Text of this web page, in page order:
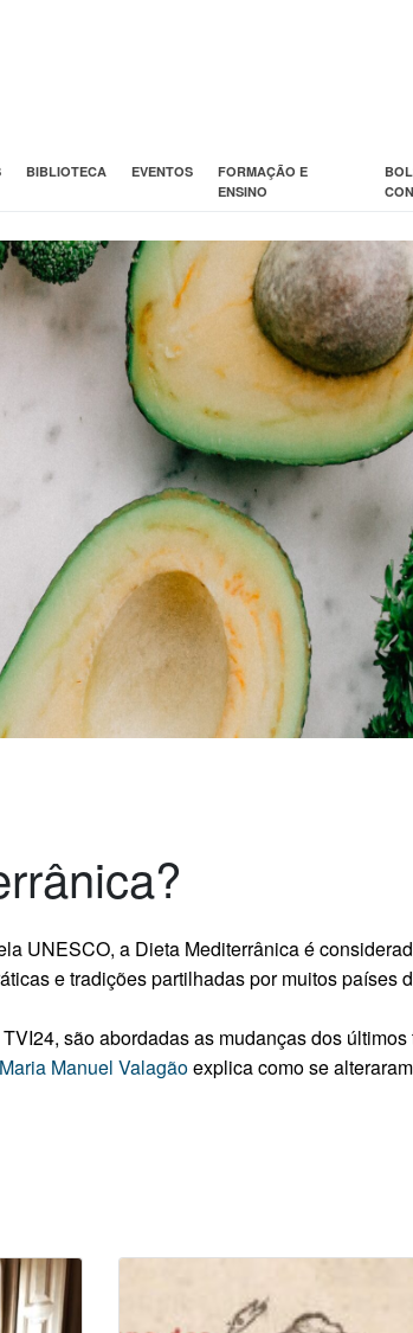
BIBLIOTECA EVENTOS
FORMAÇÃO E
ENSINO
UNESCO, a Dieta Mediterrânica é
e tradições partilhadas por muitos países
são abordadas as mudanças dos
Maria Manuel Valagãoexplica como se